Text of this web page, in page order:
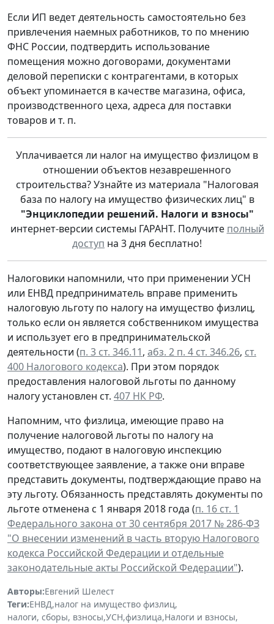
Если ИП ведет деятельность самостоятельно без
привлечения наемных работников, то по мнению
ФНС России, подтвердить использование
помещения можно договорами, документами
деловой переписки с контрагентами, в которых
объект упоминается в качестве магазина, офиса,
производственного цеха, адреса для поставки
товаров и т. п.
Уплачивается ли налог на имущество физлицом в
отношении объектов незаврешенного
строительства? Узнайте из материала "Налоговая
база по налогу на имущество физических лиц" в
"Энциклопедии решений. Налоги и взносы"
интернет-версии системы ГАРАНТ. Получите полный
доступ на 3 дня бесплатно!
Налоговики напомнили, что при применении УСН
или ЕНВД предприниматель вправе применить
налоговую льготу по налогу на имущество физлиц,
только если он является собственником имущества
и использует его в предпринимательской
деятельности (п. 3 ст. 346.11, абз. 2 п. 4 ст. 346.26, ст.
400 Налогового кодекса). При этом порядок
предоставления налоговой льготы по данному
налогу установлен ст. 407 НК РФ.
Напомним, что физлица, имеющие право на
получение налоговой льготы по налогу на
имущество, подают в налоговую инспекцию
соответствующее заявление, а также они вправе
представить документы, подтверждающие право на
эту льготу. Обязанность представлять документы по
льготе отменена с 1 января 2018 года (п. 16 ст. 1
Федерального закона от 30 сентября 2017 № 286-ФЗ
"О внесении изменений в часть вторую Налогового
кодекса Российской Федерации и отдельные
законодательные акты Российской Федерации").
Авторы:Евгений Шелест
Теги:ЕНВД,налог на имущество физлиц,
налоги, сборы, взносы,УСН,физлица,Налоги и взносы,